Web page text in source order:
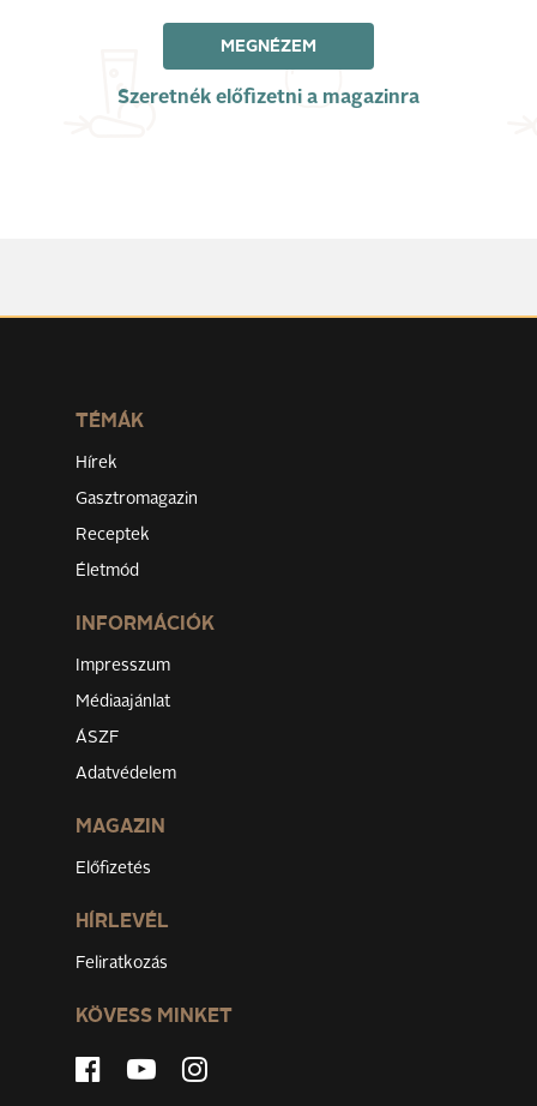
MEGNÉZEM
Szeretnék előfizetni a magazinra
TÉMÁK
Hírek
Gasztromagazin
Receptek
Életmód
INFORMÁCIÓK
Impresszum
Médiaajánlat
ÁSZF
Adatvédelem
MAGAZIN
Előfizetés
HÍRLEVÉL
Feliratkozás
KÖVESS MINKET